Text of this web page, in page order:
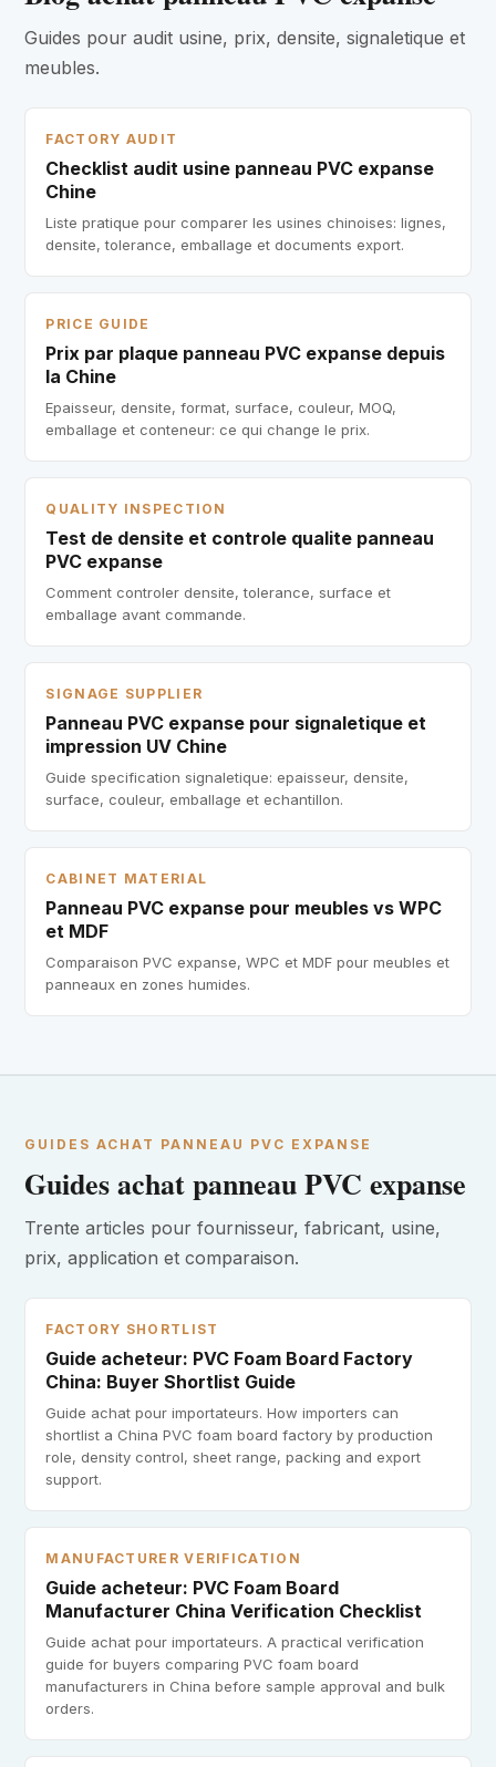
Guides pour audit usine, prix, densite, signaletique et
meubles.
FACTORY AUDIT
Checklist audit usine panneau PVC expanse
Chine
Liste pratique pour comparer les usines chinoises: lignes,
densite, tolerance, emballage et documents export.
PRICE GUIDE
Prix par plaque panneau PVC expanse depuis
la Chine
Epaisseur, densite, format, surface, couleur, MOQ,
emballage et conteneur: ce qui change le prix.
QUALITY INSPECTION
Test de densite et controle qualite panneau
PVC expanse
Comment controler densite, tolerance, surface et
emballage avant commande.
SIGNAGE SUPPLIER
Panneau PVC expanse pour signaletique et
impression UV Chine
Guide specification signaletique: epaisseur, densite,
surface, couleur, emballage et echantillon.
CABINET MATERIAL
Panneau PVC expanse pour meubles vs WPC
et MDF
Comparaison PVC expanse, WPC et MDF pour meubles et
panneaux en zones humides.
GUIDES ACHAT PANNEAU PVC EXPANSE
Guides achat panneau PVC expanse
Trente articles pour fournisseur, fabricant, usine,
prix, application et comparaison.
FACTORY SHORTLIST
Guide acheteur: PVC Foam Board Factory
China: Buyer Shortlist Guide
Guide achat pour importateurs. How importers can
shortlist a China PVC foam board factory by production
role, density control, sheet range, packing and export
support.
MANUFACTURER VERIFICATION
Guide acheteur: PVC Foam Board
Manufacturer China Verification Checklist
Guide achat pour importateurs. A practical verification
guide for buyers comparing PVC foam board
manufacturers in China before sample approval and bulk
orders.